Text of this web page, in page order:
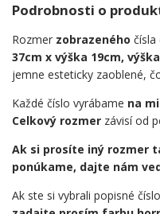
Podrobnosti o
Rozmer zobrazeného čísla
37cm x výška 19cm,
jemne esteticky zaoblené,
Každé číslo vyrábame na
Celkový rozmer závisí od
Ak si prosíte iný rozmer
ponúkame, dajte nám
Ak ste si vybrali popisné